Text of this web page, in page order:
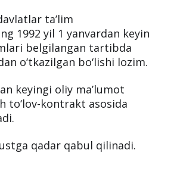
ta’lim
1992 yil 1 yanvardan keyin
belgilangan tartibda
o‘tkazilgan bo‘lishi lozim.
keyingi oliy ma’lumot
to‘lov-kontrakt asosida
qadar qabul qilinadi.